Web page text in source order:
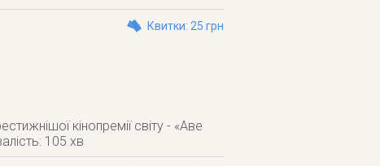
Квитки: 25 грн
кінопремії світу - «Аве
105 хв